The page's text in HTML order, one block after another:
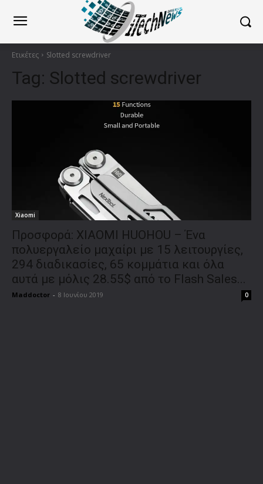
Ετικέτες Slotted screwdriver
Tag: Slotted screwdriver
Xiaomi
Προσφορά: XIAOMI HUOHOU – Ένα
πολυεργαλείο μαχαίρι με 15 λειτουργίες,
294 διαδικασίες, 65 κομμάτια και όλα
αυτά με μόλις 28.55$ από το Flash Sales...
Maddoctor - 8 Ιουνίου 2019 0